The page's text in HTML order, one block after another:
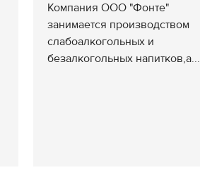
Компания ООО "Фонте"
занимается производством
слабоалкогольных и
безалкогольных напитков,а...